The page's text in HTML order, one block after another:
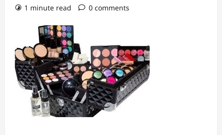
1 minute read
0 comments